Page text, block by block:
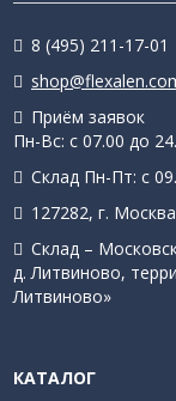
8 (495) 211-17-01
Приём заявок
Пн-Вс: с 07.00 до
Склад Пн-Пт: с
127282, г.
Склад –
д. Литвиново,
Литвиново»
КАТАЛОГ